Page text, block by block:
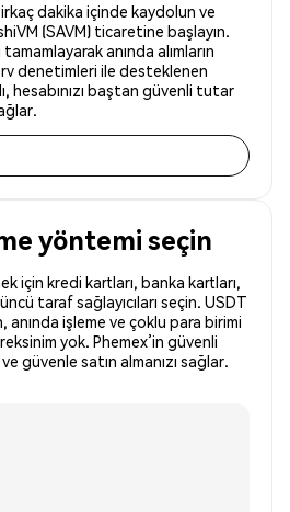
dakika içinde kaydolun ve
(SAVM) ticaretine başlayın.
anında alımların
denetimleri ile desteklenen
hesabınızı baştan güvenli tutar
yöntemi seçin
için kredi kartları, banka kartları,
taraf sağlayıcıları seçin. USDT
anında işleme ve çoklu para birimi
yok. Phemex’in güvenli
güvenle satın almanızı sağlar.